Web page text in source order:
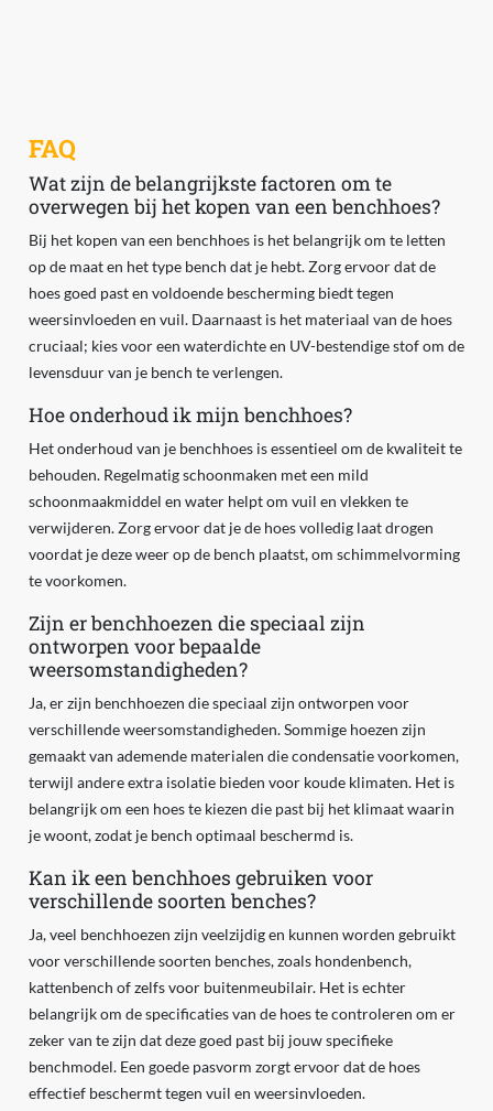
FAQ
Wat zijn de belangrijkste factoren om te
overwegen bij het kopen van een benchhoes?
Bij het kopen van een benchhoes is het belangrijk om te letten
op de maat en het type bench dat je hebt. Zorg ervoor dat de
hoes goed past en voldoende bescherming biedt tegen
weersinvloeden en vuil. Daarnaast is het materiaal van de hoes
cruciaal; kies voor een waterdichte en UV-bestendige stof om de
levensduur van je bench te verlengen.
Hoe onderhoud ik mijn benchhoes?
Het onderhoud van je benchhoes is essentieel om de kwaliteit te
behouden. Regelmatig schoonmaken met een mild
schoonmaakmiddel en water helpt om vuil en vlekken te
verwijderen. Zorg ervoor dat je de hoes volledig laat drogen
voordat je deze weer op de bench plaatst, om schimmelvorming
te voorkomen.
Zijn er benchhoezen die speciaal zijn
ontworpen voor bepaalde
weersomstandigheden?
Ja, er zijn benchhoezen die speciaal zijn ontworpen voor
verschillende weersomstandigheden. Sommige hoezen zijn
gemaakt van ademende materialen die condensatie voorkomen,
terwijl andere extra isolatie bieden voor koude klimaten. Het is
belangrijk om een hoes te kiezen die past bij het klimaat waarin
je woont, zodat je bench optimaal beschermd is.
Kan ik een benchhoes gebruiken voor
verschillende soorten benches?
Ja, veel benchhoezen zijn veelzijdig en kunnen worden gebruikt
voor verschillende soorten benches, zoals hondenbench,
kattenbench of zelfs voor buitenmeubilair. Het is echter
belangrijk om de specificaties van de hoes te controleren om er
zeker van te zijn dat deze goed past bij jouw specifieke
benchmodel. Een goede pasvorm zorgt ervoor dat de hoes
effectief beschermt tegen vuil en weersinvloeden.